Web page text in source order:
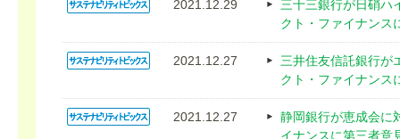
2021.12.29
三十三銀行が日硝ハ
クト・ファイナンス
2021.12.27
三井住友信託銀行が
クト・ファイナンス
2021.12.27
静岡銀行が恵成会に
イナンスに第三者意